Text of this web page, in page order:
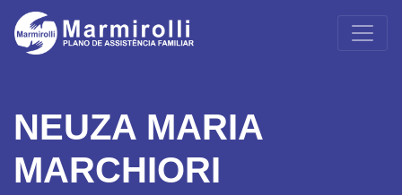
NEUZA MARIA
MARCHIORI